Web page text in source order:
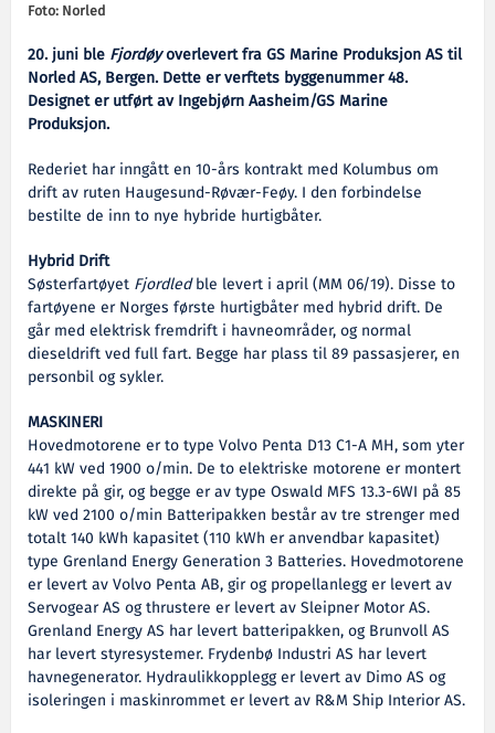
Foto: Norled
20. juni ble Fjordøyoverlevert fra GS Marine Produksjon AS til
Norled AS, Bergen. Dette er verftets byggenummer 48.
Designet er utført av Ingebjørn Aasheim/GS Marine
Produksjon.
Rederiet har inngått en 10-års kontrakt med Kolumbus om
drift av ruten Haugesund-Røvær-Feøy. I den forbindelse
bestilte de inn to nye hybride hurtigbåter.
Hybrid Drift
Søsterfartøyet Fjordledble levert i april (MM 06/19). Disse to
fartøyene er Norges første hurtigbåter med hybrid drift. De
går med elektrisk fremdrift i havneområder, og normal
dieseldrift ved full fart. Begge har plass til 89 passasjerer, en
personbil og sykler.
MASKINERI
Hovedmotorene er to type Volvo Penta D13 C1-A MH, som yter
441 kW ved 1900 o/min. De to elektriske motorene er montert
direkte på gir, og begge er av type Oswald MFS 13.3-6WI på 85
kW ved 2100 o/min Batteripakken består av tre strenger med
totalt 140 kWh kapasitet (110 kWh er anvendbar kapasitet)
type Grenland Energy Generation 3 Batteries. Hovedmotorene
er levert av Volvo Penta AB, gir og propellanlegg er levert av
Servogear AS og thrustere er levert av Sleipner Motor AS.
Grenland Energy AS har levert batteripakken, og Brunvoll AS
har levert styresystemer. Frydenbø Industri AS har levert
havnegenerator. Hydraulikkopplegg er levert av Dimo AS og
isoleringen i maskinrommet er levert av R&M Ship Interior AS.